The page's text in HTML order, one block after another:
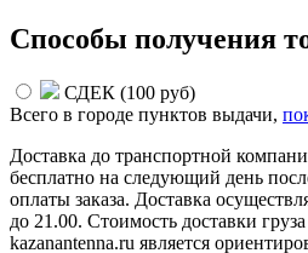
Способы получения
СДЕК (100 руб)
Всего в городе пунктов выдачи,
Доставка до транспортной
бесплатно на следующий день
оплаты заказа. Доставка
до 21.00. Стоимость доставки
kazanantenna.ru является